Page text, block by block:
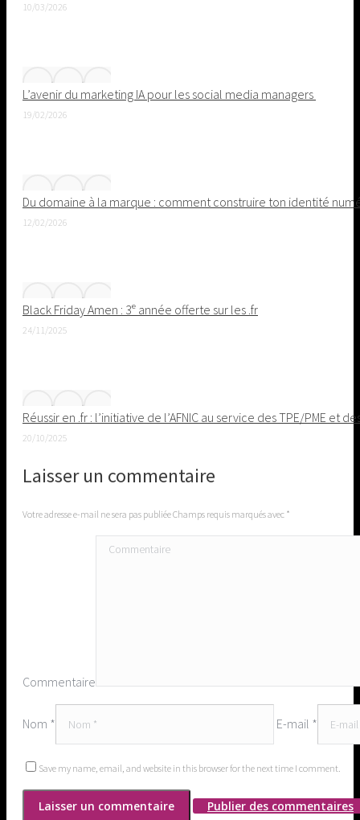
10/03/2026
L’avenir du marketing IA pour les social media managers
19/02/2026
Du domaine à la marque : comment construire ton identité
12/02/2026
Black Friday Amen : 3ᵉ année offerte sur les .fr
24/11/2025
Réussir en .fr : l’initiative de l’AFNIC au service des TPE/PME et
20/10/2025
Laisser un commentaire
Votre adresse e-mail ne sera pas publiée Champs requis marqués avec *
Commentaire
Nom * E-mail *
Save my name, email, and website in this browser for the next time I comment.
Publier des commentaires